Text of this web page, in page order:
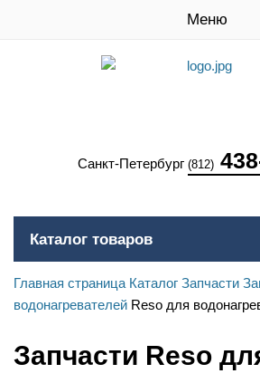
Меню
Санкт-Петербург (812)
Каталог товаров
Главная страница Каталог Запчасти
водонагревателей Reso для
Запчасти Reso